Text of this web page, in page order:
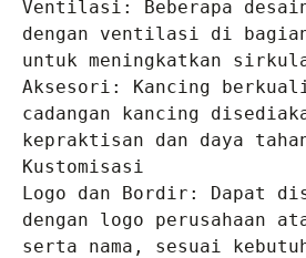
Ventilasi: Beberapa
dengan ventilasi di
untuk meningkatkan
Aksesori: Kancing
cadangan kancing
kepraktisan dan daya
Kustomisasi
Logo dan Bordir: Dapat
dengan logo perusahaan
serta nama, sesuai